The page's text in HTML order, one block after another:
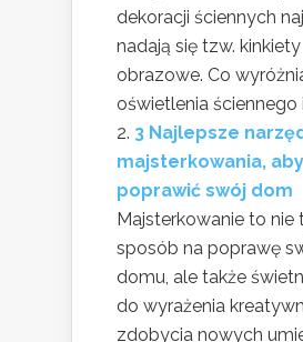
dekoracji ściennych
nadają się tzw. kinkiety
obrazowe. Co
oświetlenia ściennego
3 Najlepsze
majsterkowania, aby
poprawić swój dom
Majsterkowanie to nie
sposób na poprawę
domu, ale także
do wyrażenia
zdobycia nowych